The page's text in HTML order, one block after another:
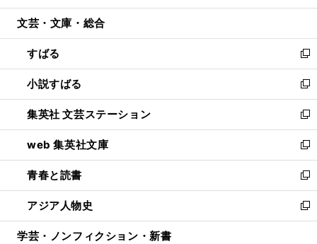
開
ウ
開
く
ン
ウ
で
開
く
ウ
ン
ド
ウ
で
開
く
文芸・文庫・総合
すばる
新
し
い
ウ
ィ
ン
ド
ウ
で
開
く
小説すばる
新
し
い
ウ
ィ
ン
ド
ウ
で
開
集英社 文芸ステーション
新
し
い
ウ
ィ
ン
ド
ウ
web 集英社文庫
新
し
い
ウ
ィ
ン
青春と読書
新
し
い
ウ
アジア人物史
新
し
学芸・ノンフィクション・新書